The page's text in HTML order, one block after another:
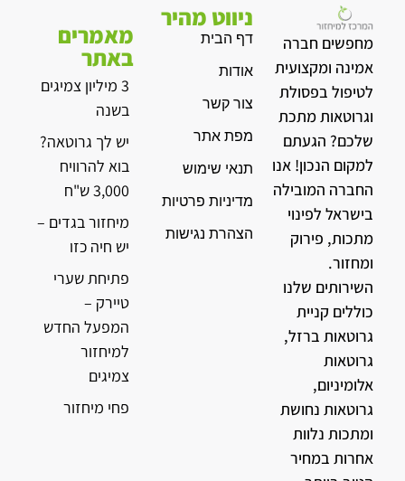
מחפשים חברה
אמינה ומקצועית
לטיפול בפסולת
וגרוטאות מתכת
שלכם? הגעתם
למקום הנכון! אנו
החברה המובילה
בישראל לפינוי
מתכות, פירוק
ומחזור.
השירותים שלנו
כוללים קניית
גרוטאות ברזל,
גרוטאות
אלומיניום,
גרוטאות נחושת
ומתכות נלוות
אחרות במחיר
ניווט מהיר
דף הבית
אודות
צור קשר
מפת אתר
תנאי שימוש
מדיניות פרטיות
הצהרת נגישות
מאמרים
באתר
3 מיליון צמיגים
בשנה
יש לך גרוטאה?
בוא להרוויח
3,000 ש"ח
מיחזור בגדים –
יש חיה כזו
פתיחת שערי
טיירק –
המפעל החדש
למיחזור
צמיגים
פחי מיחזור